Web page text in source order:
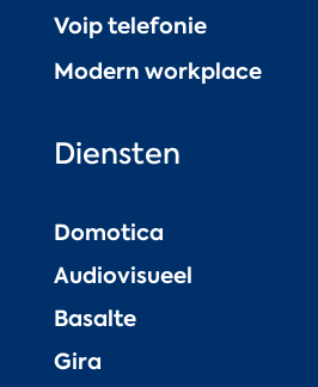
Voip telefonie
Modern workplace
Diensten
Domotica
Audiovisueel
Basalte
Gira